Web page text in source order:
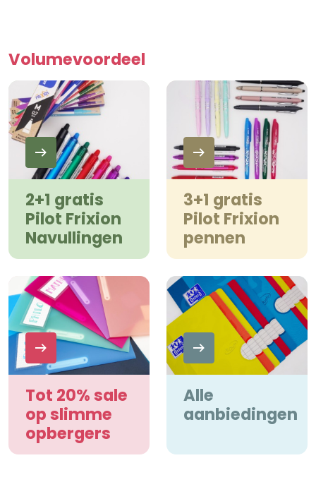
Volumevoordeel
2+1 gratis
Pilot Frixion
Navullingen
3+1 gratis
Pilot Frixion
pennen
Tot 20% sale
op slimme
opbergers
Alle
aanbiedingen